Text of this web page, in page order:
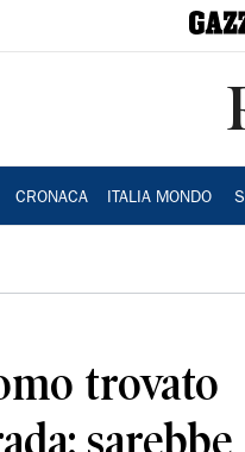
CRONACA ITALIA MONDO
trovato
sarebbe